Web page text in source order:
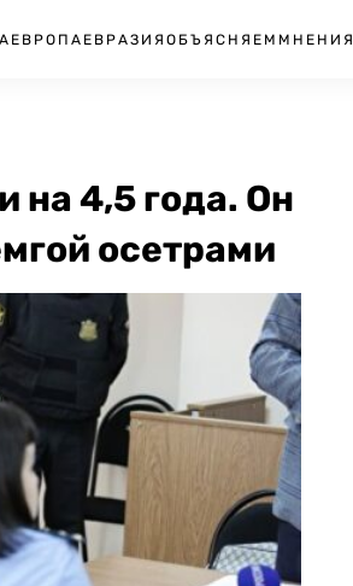
ЕВРОПА ЕВРАЗИЯ ОБЪЯСНЯЕМ МНЕНИЯ
на 4,5 года. Он
осетрами